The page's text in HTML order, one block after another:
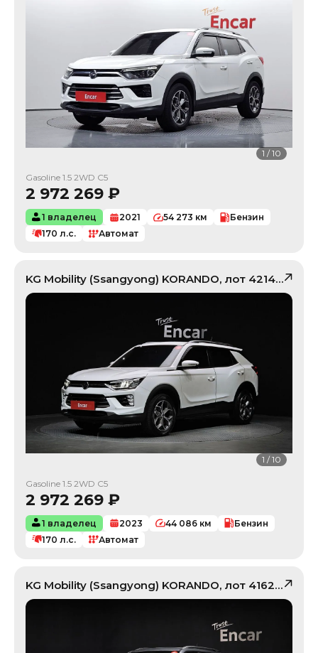
1 /10
Gasoline 1.5 2WD C5
2 972 269 ₽
1 владелец 2021 54 273 км
Бензин
170 л.с. Автомат
KG Mobility (Ssangyong) KORANDO, лот 42141833
1 /10
Gasoline 1.5 2WD C5
2 972 269 ₽
1 владелец 2023 44 086 км
Бензин
170 л.с. Автомат
KG Mobility (Ssangyong) KORANDO, лот 41620008